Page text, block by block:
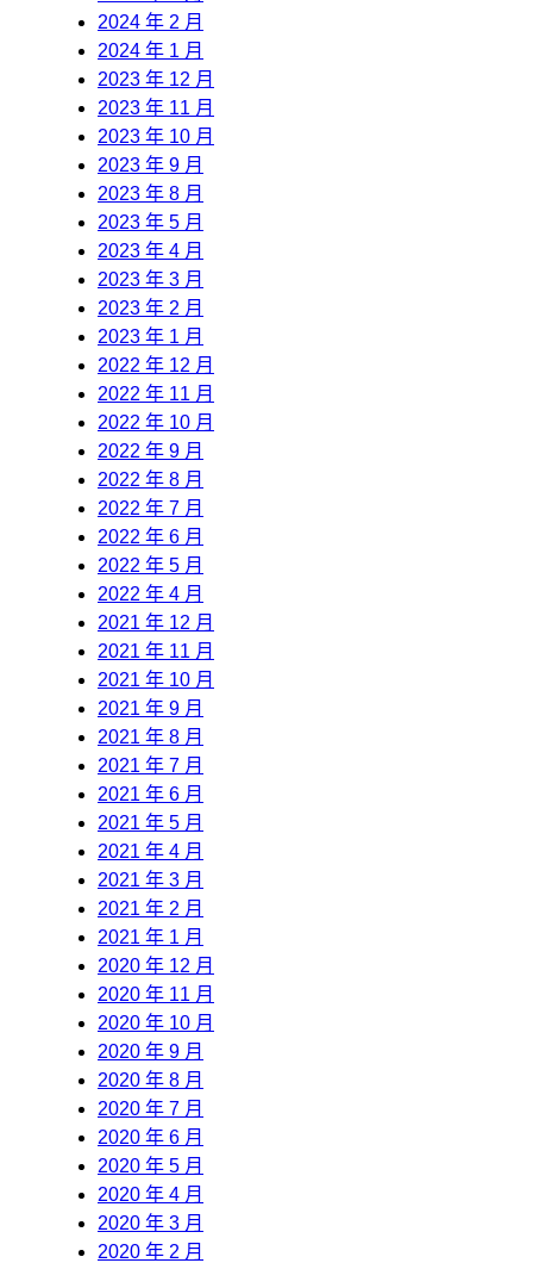
2024 年 2 月
2024 年 1 月
2023 年 12 月
2023 年 11 月
2023 年 10 月
2023 年 9 月
2023 年 8 月
2023 年 5 月
2023 年 4 月
2023 年 3 月
2023 年 2 月
2023 年 1 月
2022 年 12 月
2022 年 11 月
2022 年 10 月
2022 年 9 月
2022 年 8 月
2022 年 7 月
2022 年 6 月
2022 年 5 月
2022 年 4 月
2021 年 12 月
2021 年 11 月
2021 年 10 月
2021 年 9 月
2021 年 8 月
2021 年 7 月
2021 年 6 月
2021 年 5 月
2021 年 4 月
2021 年 3 月
2021 年 2 月
2021 年 1 月
2020 年 12 月
2020 年 11 月
2020 年 10 月
2020 年 9 月
2020 年 8 月
2020 年 7 月
2020 年 6 月
2020 年 5 月
2020 年 4 月
2020 年 3 月
2020 年 2 月